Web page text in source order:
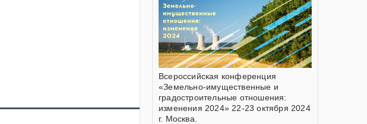
Всероссийская конференция
«Земельно-имущественные и
градостроительные отношения:
изменения 2024» 22-23 октября 2024
г. Москва.